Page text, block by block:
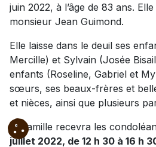
juin 2022, à l’âge de 83 ans.
monsieur Jean Guimond.
Elle laisse dans le deuil ses
Mercille) et Sylvain (Josée
enfants (Roseline, Gabriel et
sœurs, ses beaux-frères et
et nièces, ainsi que plusieurs
La famille recevra les
juillet 2022, de 12 h 30 à 16 h